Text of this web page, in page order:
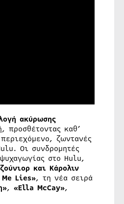
ακύρωσης
προσθέτοντας καθ’
ζωντανές
Οι συνδρομητές
στο Hulu,
και Κάρολιν
Me Lies», τη νέα σειρά
, «Ella McCay»,